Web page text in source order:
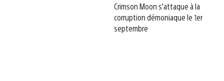
Crimson Moon s’attaque à la
corruption démoniaque le 1er
septembre